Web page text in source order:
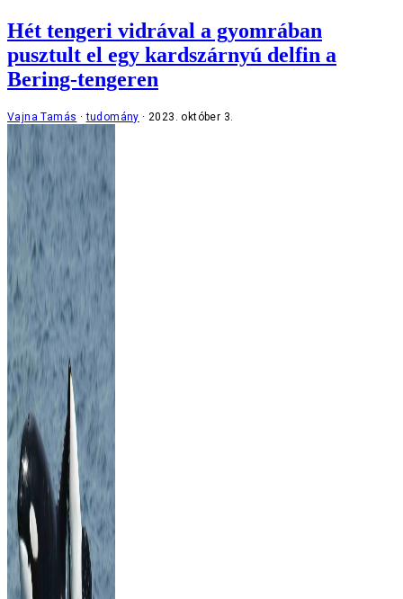
Hét tengeri vidrával a gyomrában
pusztult el egy kardszárnyú delfin a
Bering-tengeren
Vajna Tamás tudomány 2023. október 3.